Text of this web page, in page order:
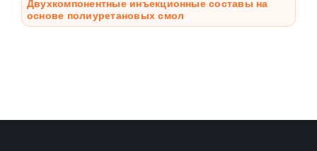
Двухкомпонентные инъекционные составы на
основе полиуретановых смол